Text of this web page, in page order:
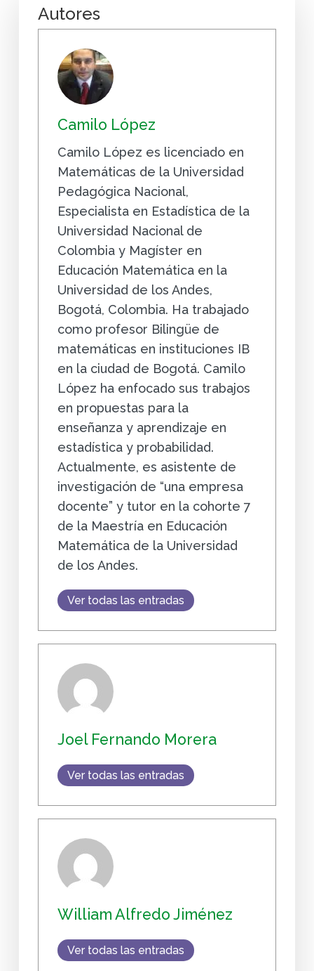
Autores
Camilo López
Camilo López es licenciado en
Matemáticas de la Universidad
Pedagógica Nacional,
Especialista en Estadística de la
Universidad Nacional de
Colombia y Magíster en
Educación Matemática en la
Universidad de los Andes,
Bogotá, Colombia. Ha trabajado
como profesor Bilingüe de
matemáticas en instituciones IB
en la ciudad de Bogotá. Camilo
López ha enfocado sus trabajos
en propuestas para la
enseñanza y aprendizaje en
estadística y probabilidad.
Actualmente, es asistente de
investigación de “una empresa
docente” y tutor en la cohorte 7
de la Maestría en Educación
Matemática de la Universidad
de los Andes.
Ver todas las entradas
Joel Fernando Morera
Ver todas las entradas
William Alfredo Jiménez
Ver todas las entradas